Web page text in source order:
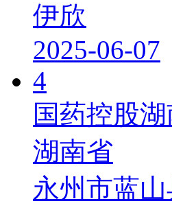
伊欣
2025-06-07
4
国药控股
湖南省
永州市蓝